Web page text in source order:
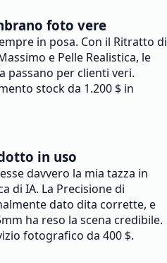
foto vere
in posa. Con il Ritratto di
e Pelle Realistica, le
passano per clienti veri.
stock da 1.200 $ in
in uso
davvero la mia tazza in
di IA. La Precisione di
dato dita corrette, e
ha reso la scena credibile.
fotografico da 400 $.